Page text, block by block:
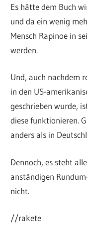
Es hätte dem Buch
und da ein wenig
Mensch Rapinoe in
werden.
Und, auch nachdem
in den US-
geschrieben wurde,
diese funktionieren.
anders als in
Dennoch, es steht
anständigen
nicht.
//rakete